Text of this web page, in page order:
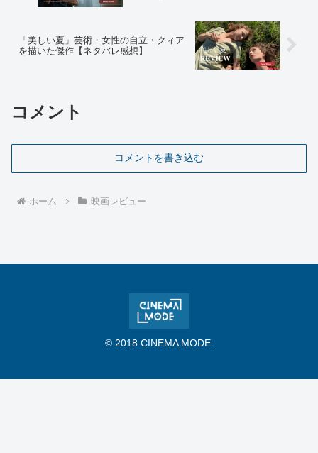
「美しい夏」芸術・女性の自立・クィア
を描いた傑作【ネタバレ感想】
コメント
コメントを書き込む
ホーム 映画レビュー
© 2018 CINEMA MODE.